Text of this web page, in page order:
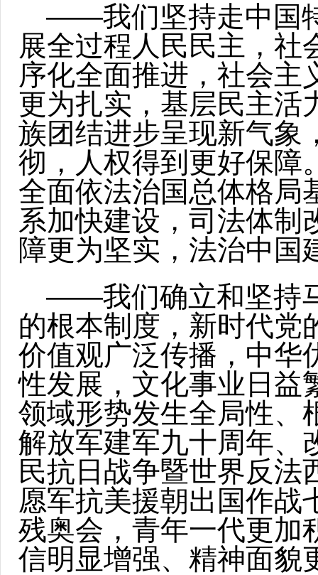
——我们坚持走中国
展全过程人民民主，社
序化全面推进，社会主
更为扎实，基层民主活
族团结进步呈现新气象
彻，人权得到更好保障
全面依法治国总体格局
系加快建设，司法体制
障更为坚实，法治中国
——我们确立和坚持
的根本制度，新时代党
价值观广泛传播，中华
性发展，文化事业日益
领域形势发生全局性、
解放军建军九十周年、
民抗日战争暨世界反法
愿军抗美援朝出国作战
残奥会，青年一代更加
信明显增强、精神面貌